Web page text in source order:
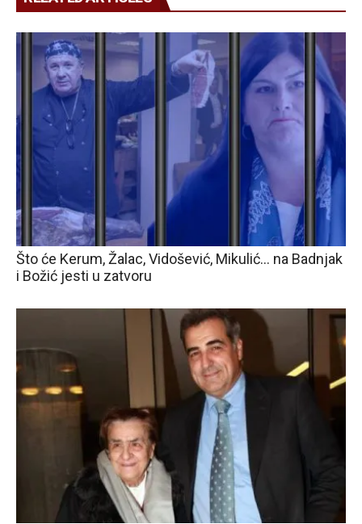
Što će Kerum, Žalac, Vidošević, Mikulić… na Badnjak
i Božić jesti u zatvoru